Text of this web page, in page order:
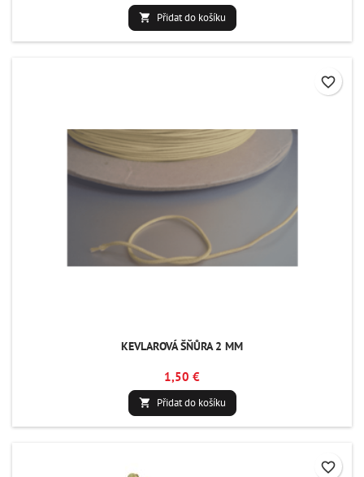
 Přidat do košíku
KEVLAROVÁ ŠŇŮRA 2 MM
1,50 €
 Přidat do košíku
favorite_border
favorite_border